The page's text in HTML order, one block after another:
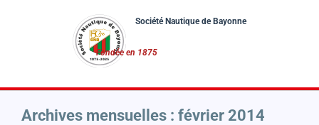
Archives mensuelles : février 2014